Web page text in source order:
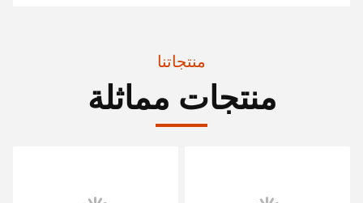
منتجاتنا
منتجات مماثلة